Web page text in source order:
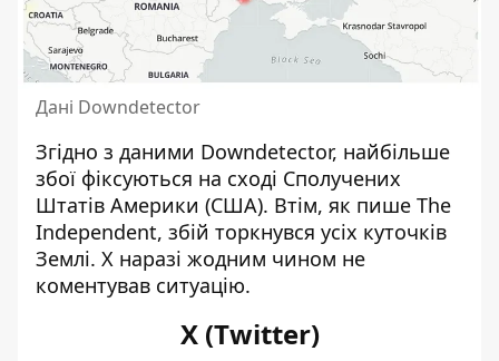
Дані Downdetector
Згідно з даними Downdetector, найбільше
збої фіксуються на сході Сполучених
Штатів Америки (США). Втім, як пише The
Independent, збій торкнувся усіх куточків
Землі. X наразі жодним чином не
коментував ситуацію.
X (Twitter)